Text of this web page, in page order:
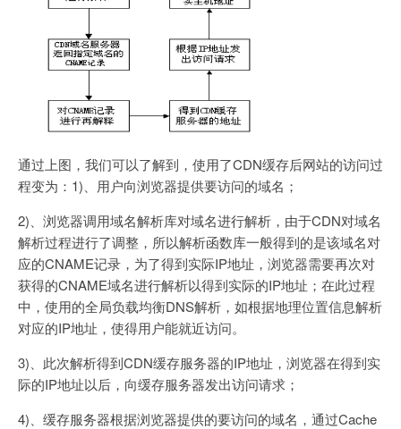
通过上图，我们可以了解到，使用了CDN缓存后网站的访问过
程变为：1)、用户向浏览器提供要访问的域名；
2)、浏览器调用域名解析库对域名进行解析，由于CDN对域名
解析过程进行了调整，所以解析函数库一般得到的是该域名对
应的CNAME记录，为了得到实际IP地址，浏览器需要再次对
获得的CNAME域名进行解析以得到实际的IP地址；在此过程
中，使用的全局负载均衡DNS解析，如根据地理位置信息解析
对应的IP地址，使得用户能就近访问。
3)、此次解析得到CDN缓存服务器的IP地址，浏览器在得到实
际的IP地址以后，向缓存服务器发出访问请求；
4)、缓存服务器根据浏览器提供的要访问的域名，通过Cache